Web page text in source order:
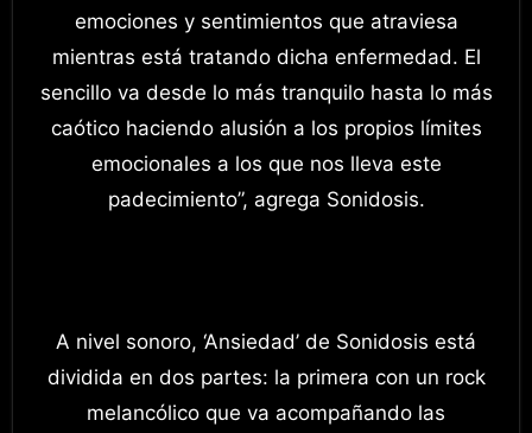
emociones y sentimientos que atraviesa
mientras está tratando dicha enfermedad. El
sencillo va desde lo más tranquilo hasta lo más
caótico haciendo alusión a los propios límites
emocionales a los que nos lleva este
padecimiento”, agrega Sonidosis.
A nivel sonoro, ‘Ansiedad’ de Sonidosis está
dividida en dos partes: la primera con un rock
melancólico que va acompañando las